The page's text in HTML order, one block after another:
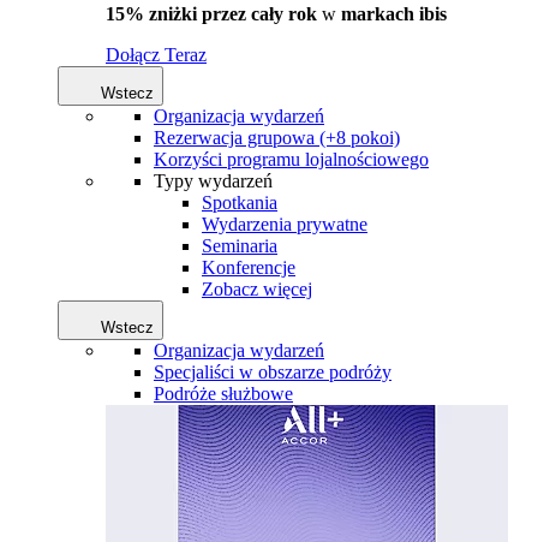
15% zniżki przez cały rok w markach ibis
Dołącz Teraz
Wstecz
Organizacja wydarzeń
Rezerwacja grupowa (+8 pokoi)
Korzyści programu lojalnościowego
Typy wydarzeń
Spotkania
Wydarzenia prywatne
Seminaria
Konferencje
Zobacz więcej
Wstecz
Organizacja wydarzeń
Specjaliści w obszarze podróży
Podróże służbowe